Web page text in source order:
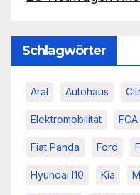
Schlagwörter
Aral Autohaus
Elektromobilität FCA
Fiat Panda Ford
Hyundai I10 Kia